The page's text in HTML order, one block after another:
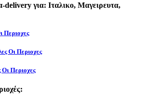
delivery για: Ιταλικο, Μαγειρευτα,
Περιοχες
Οι Περιοχες
Περιοχες